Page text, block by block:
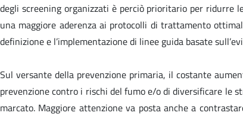
degli screening organizzati è perciò prioritario per ridurre
una maggiore aderenza ai protocolli di trattamento
definizione e l’implementazione di linee guida basate
Sul versante della prevenzione primaria, il costante
prevenzione contro i rischi del fumo e/o di diversificare le
marcato. Maggiore attenzione va posta anche a